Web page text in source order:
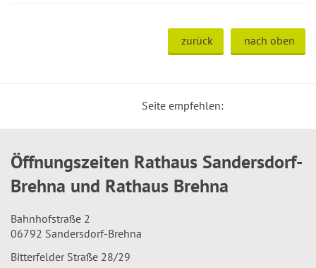
zurück nach oben
Seite empfehlen:
Öffnungszeiten Rathaus Sandersdorf-
Brehna und Rathaus Brehna
Bahnhofstraße 2
06792 Sandersdorf-Brehna
Bitterfelder Straße 28/29